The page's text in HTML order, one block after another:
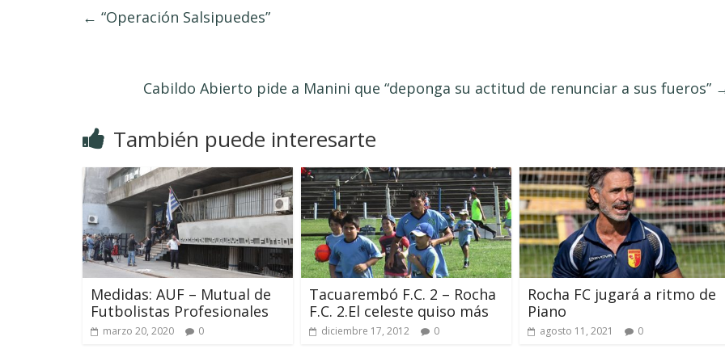
← “Operación Salsipuedes”
Cabildo Abierto pide a Manini que “deponga su actitud de renunciar a sus fueros”
También puede interesarte
Medidas: AUF – Mutual de
Futbolistas Profesionales
marzo 20, 2020 0
Tacuarembó F.C. 2 – Rocha
F.C. 2.El celeste quiso más
diciembre 17, 2012 0
Rocha FC jugará a ritmo de
Piano
agosto 11, 2021 0